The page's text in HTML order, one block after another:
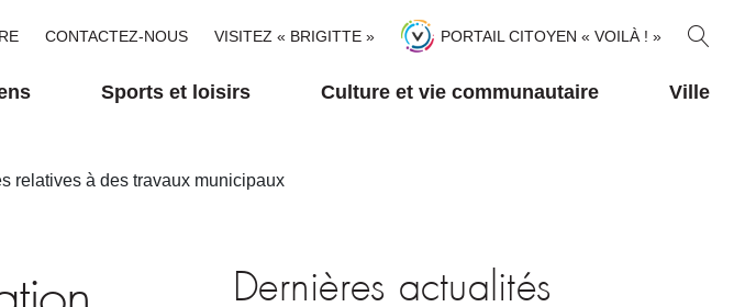
CONTACTEZ-NOUS VISITEZ « BRIGITTE » PORTAIL CITOYEN « VOILÀ ! »
Sports et loisirs Culture et vie communautaire Ville
relatives à des travaux municipaux
Dernières actualités